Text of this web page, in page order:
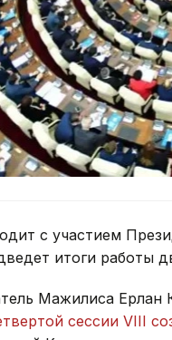
с участием
итоги работы
Мажилиса
сессии VIII